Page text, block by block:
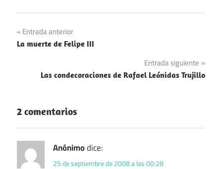
Navegación
de
entradas
Entrada anterior
La muerte de Felipe III
Entrada siguiente
Las condecoraciones de Rafael Leónidas Trujillo
2 comentarios
Anónimodice:
25 de septiembre de 2008 a las 00:28